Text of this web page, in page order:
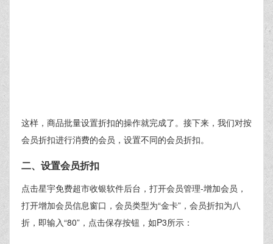
这样，商品批量设置折扣的操作就完成了。接下来，我们对按
会员折扣进行消费的会员，设置不同的会员折扣。
二、设置会员折扣
点击星宇免费超市收银软件后台，打开会员管理-增加会员，
打开增加会员信息窗口，会员类型为“金卡”，会员折扣为八
折，即输入“80”，点击保存按钮，如P3所示：